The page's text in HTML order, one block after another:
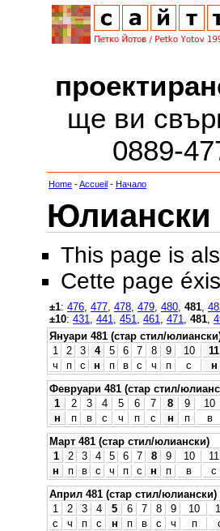
ще ви
0889-
Home -Accueil - Начало
Юлиански
This page is
Cette page
±1: 476 477 478 479 480 481
±10: 431 441 451 461 471 481
Януари 481 (стар стил/
1
2 3 4 5 6 7 8 9 10 11
ч
п с н п в с ч п с н
Февруари 481 (стар стил/
1
2 3 4 5 6 7 8 9 10
н
п в с ч п с н п в
Март 481 (стар стил/юлиански)
1
2 3 4 5 6 7 8 9 10 11
н
п в с ч п с н п в с
Април 481 (стар стил/юлиански)
1
2 3 4 5 6 7 8 9 10
с
ч п с н п в с ч п